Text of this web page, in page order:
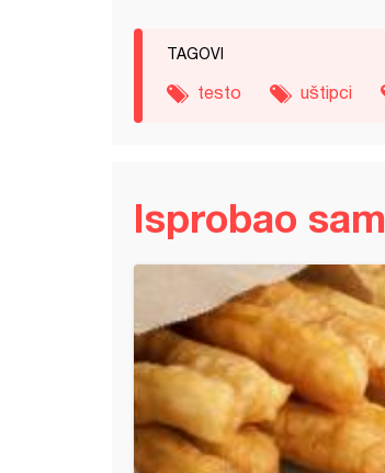
TAGOVI
testo uštipci
Isprobao sam